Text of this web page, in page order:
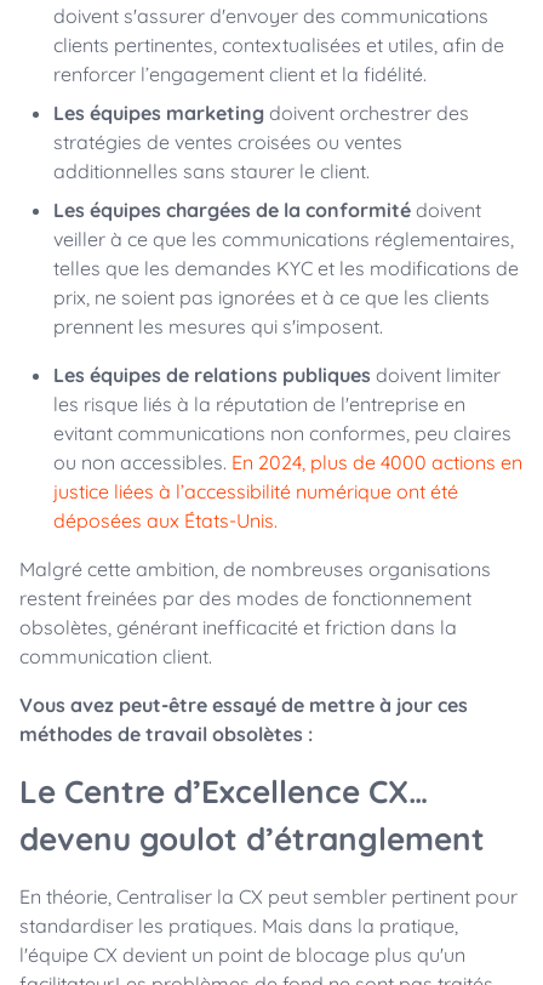
doivent s'assurer d'envoyer des communications
clients pertinentes, contextualisées et utiles, afin de
renforcer l’engagement client et la fidélité.
Les équipes marketing doivent orchestrer des
stratégies de ventes croisées ou ventes
additionnelles sans staurer le client.
Les équipes chargées de la conformité doivent
veiller à ce que les communications réglementaires,
telles que les demandes KYC et les modifications de
prix, ne soient pas ignorées et à ce que les clients
prennent les mesures qui s'imposent.
Les équipes de relations publiques doivent limiter
les risque liés à la réputation de l'entreprise en
evitant communications non conformes, peu claires
ou non accessibles. En 2024, plus de 4000 actions en
justice liées à l’accessibilité numérique ont été
déposées aux États-Unis.
Malgré cette ambition, de nombreuses organisations
restent freinées par des modes de fonctionnement
obsolètes, générant inefficacité et friction dans la
communication client.
Vous avez peut-être essayé de mettre à jour ces
méthodes de travail obsolètes :
Le Centre d’Excellence CX…
devenu goulot d’étranglement
En théorie, Centraliser la CX peut sembler pertinent pour
standardiser les pratiques. Mais dans la pratique,
l'équipe CX devient un point de blocage plus qu'un